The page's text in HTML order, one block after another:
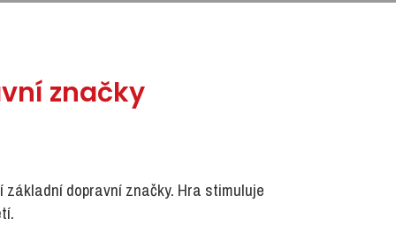
značky
dopravní značky. Hra stimuluje